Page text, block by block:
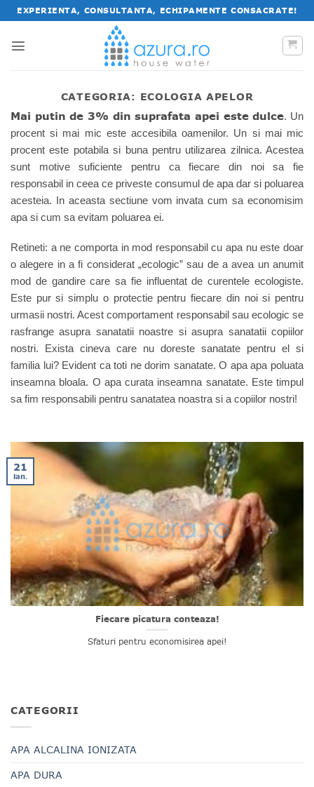
Salt
la
conținut
EXPERIENTA, CONSULTANTA, ECHIPAMENTE CONSACRATE!
CATEGORIA: ECOLOGIA APELOR
Mai putin de 3% din suprafata apei este dulce. Un
procent si mai mic este accesibila oamenilor. Un si mai mic
procent este potabila si buna pentru utilizarea zilnica. Acestea
sunt motive suficiente pentru ca fiecare din noi sa fie
responsabil in ceea ce priveste consumul de apa dar si poluarea
acesteia. In aceasta sectiune vom invata cum sa economisim
apa si cum sa evitam poluarea ei.
Retineti: a ne comporta in mod responsabil cu apa nu este doar
o alegere in a fi considerat „ecologic” sau de a avea un anumit
mod de gandire care sa fie influentat de curentele ecologiste.
Este pur si simplu o protectie pentru fiecare din noi si pentru
urmasii nostri. Acest comportament responsabil sau ecologic se
rasfrange asupra sanatatii noastre si asupra sanatatii copiilor
nostri. Exista cineva care nu doreste sanatate pentru el si
familia lui? Evident ca toti ne dorim sanatate. O apa apa poluata
inseamna bloala. O apa curata inseamna sanatate. Este timpul
sa fim responsabili pentru sanatatea noastra si a copiilor nostri!
Fiecare picatura conteaza!
Sfaturi pentru economisirea apei!
21
ian.
CATEGORII
APA ALCALINA IONIZATA
APA DURA